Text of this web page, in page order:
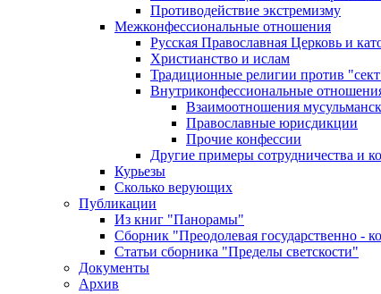
Противодействие экстремизму
Межконфессиональные отношения
Русская Православная Церковь и
Христианство и ислам
Традиционные религии против
Внутриконфессиональные
Взаимоотношения
Православные юрисдикции
Прочие конфессии
Другие примеры сотрудничества и
Курьезы
Сколько верующих
Публикации
Из книг "Панорамы"
Сборник "Преодолевая государственно -
Статьи сборника "Пределы светскости"
Документы
Архив